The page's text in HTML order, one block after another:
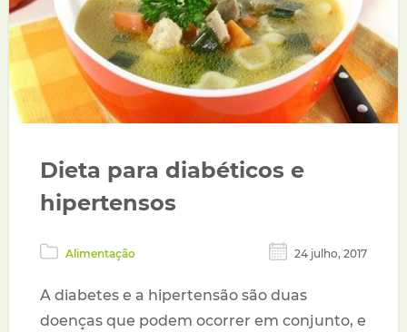
Dieta para diabéticos e
hipertensos
Alimentação 24 julho, 2017
A diabetes e a hipertensão são duas
doenças que podem ocorrer em conjunto, e